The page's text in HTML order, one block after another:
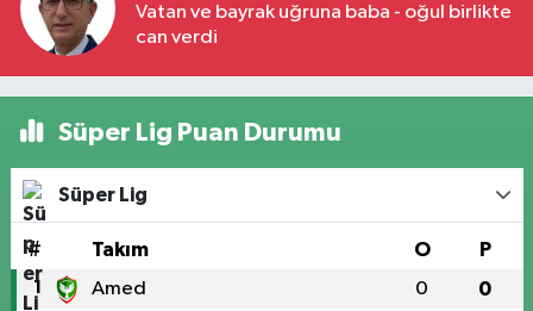
Vatan ve bayrak uğruna baba - oğul birlikte
can verdi
Süper Lig Puan Durumu
Süper Lig
# Takım O P
1 Amed 0 0